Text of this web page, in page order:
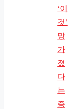
‘이
것’
망
가
졌
다
는
증